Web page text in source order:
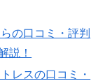
の口コミ・評判
説！
レスの口コミ・